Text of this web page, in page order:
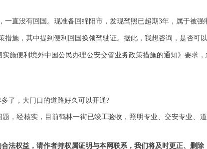
直没有回国。现准备回绵阳市，发现驾照已超期3年，属于被强
施，其中提到便利回国换领驾驶证。据此，我想咨询，是否可
施便利境外中国公民办理公安交管业务政策措施的通知》要求
了，大门口的道路好久可以开通?
，经核实，目前鹤林一街已竣工验收，照明专业、交安专业、
权益，请作者持权属证明与本网联系，我们将及时更正、删除